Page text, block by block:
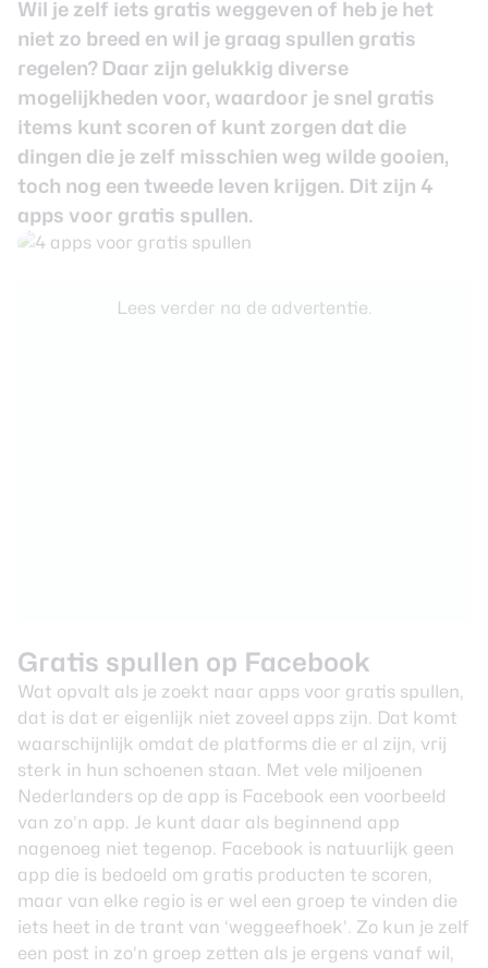
Wil je zelf iets gratis weggeven of heb je het
niet zo breed en wil je graag spullen gratis
regelen? Daar zijn gelukkig diverse
mogelijkheden voor, waardoor je snel gratis
items kunt scoren of kunt zorgen dat die
dingen die je zelf misschien weg wilde gooien,
toch nog een tweede leven krijgen. Dit zijn 4
apps voor gratis spullen.
Lees verder na de advertentie.
Gratis spullen op Facebook
Wat opvalt als je zoekt naar apps voor gratis spullen,
dat is dat er eigenlijk niet zoveel apps zijn. Dat komt
waarschijnlijk omdat de platforms die er al zijn, vrij
sterk in hun schoenen staan. Met vele miljoenen
Nederlanders op de app is Facebook een voorbeeld
van zo’n app. Je kunt daar als beginnend app
nagenoeg niet tegenop. Facebook is natuurlijk geen
app die is bedoeld om gratis producten te scoren,
maar van elke regio is er wel een groep te vinden die
iets heet in de trant van ‘weggeefhoek’. Zo kun je zelf
een post in zo’n groep zetten als je ergens vanaf wil,
review
Beste tablets